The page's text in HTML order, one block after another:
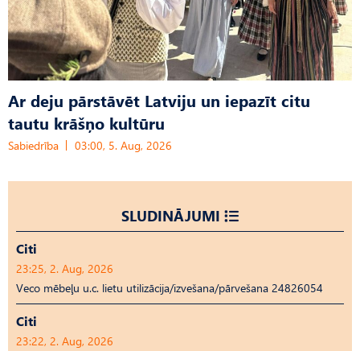
Ar deju pārstāvēt Latviju un iepazīt citu
tautu krāšņo kultūru
Sabiedrība 03:00, 5. Aug, 2026
SLUDINĀJUMI
Citi
23:25, 2. Aug, 2026
Veco mēbeļu u.c. lietu utilizācija/izvešana/pārvešana 24826054
Citi
23:22, 2. Aug, 2026